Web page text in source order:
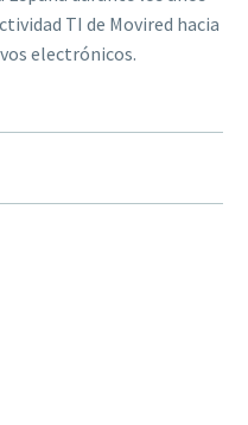
TI de Movired hacia
electrónicos.